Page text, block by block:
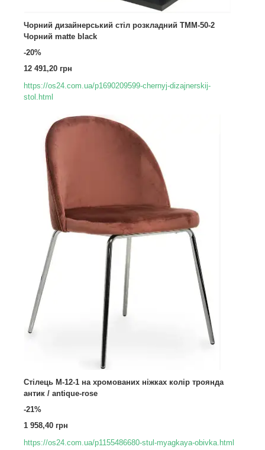
Чорний дизайнерський стіл розкладний TMM-50-2
Чорний matte black
-20%
12 491,20 грн
https://os24.com.ua/p1690209599-chernyj-dizajnerskij-
stol.html
Стілець M-12-1 на хромованих ніжках колір троянда
антик / antique-rose
-21%
1 958,40 грн
https://os24.com.ua/p1155486680-stul-myagkaya-obivka.html